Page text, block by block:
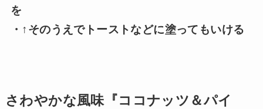
を
・↑そのうえでトーストなどに塗って もいける
さわやかな風味『ココナッツ＆パイ